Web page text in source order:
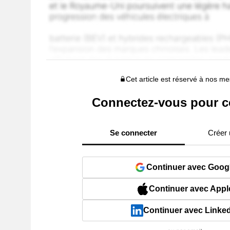
Cet article est réservé à nos
Connectez-vous pour
Se connecter Créer
Continuer avec
Continuer avec
Continuer avec